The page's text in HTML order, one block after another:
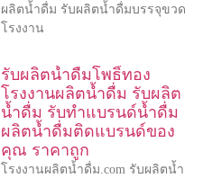
ผลิตน้ำดื่ม รับผลิตน้ำดื่มบรรจุขวด
โรงงาน
รับผลิตน้ำดื่มโพธิ์ทอง
โรงงานผลิตน้ำดื่ม รับผลิต
น้ำดื่ม รับทำแบรนด์น้ำดื่ม
ผลิตน้ำดื่มติดแบรนด์ของ
คุณ ราคาถูก
โรงงานผลิตน้ำดื่ม.com รับผลิตน้ำ